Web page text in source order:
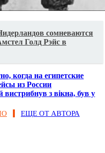
сомневаются
Голд Рэйс в
когда на египетские
из России
з вікна, був у
ЕЩЕ ОТ АВТОРА